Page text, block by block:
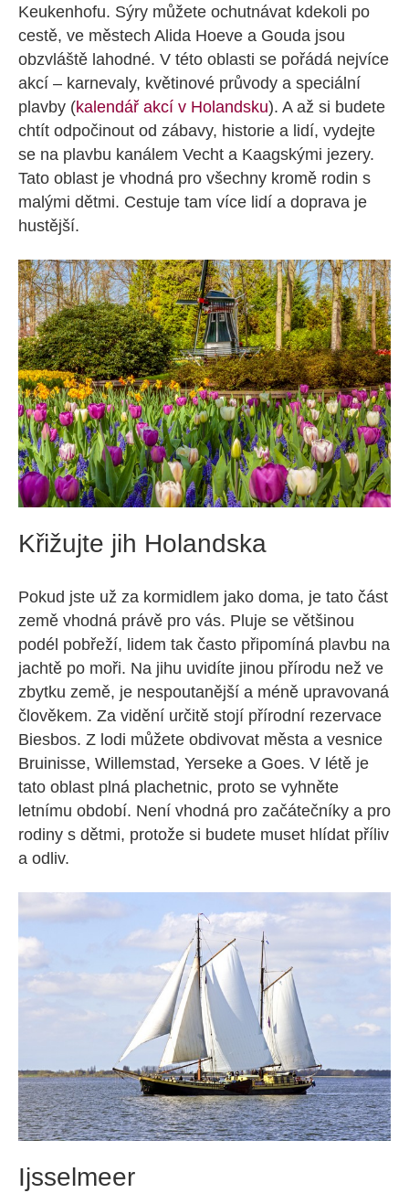
Keukenhofu. Sýry můžete ochutnávat kdekoli po
cestě, ve městech Alida Hoeve a Gouda jsou
obzvláště lahodné. V této oblasti se pořádá nejvíce
akcí – karnevaly, květinové průvody a speciální
plavby (kalendář akcí v Holandsku). A až si budete
chtít odpočinout od zábavy, historie a lidí, vydejte
se na plavbu kanálem Vecht a Kaagskými jezery.
Tato oblast je vhodná pro všechny kromě rodin s
malými dětmi. Cestuje tam více lidí a doprava je
hustější.
Křižujte jih Holandska
Pokud jste už za kormidlem jako doma, je tato část
země vhodná právě pro vás. Pluje se většinou
podél pobřeží, lidem tak často připomíná plavbu na
jachtě po moři. Na jihu uvidíte jinou přírodu než ve
zbytku země, je nespoutanější a méně upravovaná
člověkem. Za vidění určitě stojí přírodní rezervace
Biesbos. Z lodi můžete obdivovat města a vesnice
Bruinisse, Willemstad, Yerseke a Goes. V létě je
tato oblast plná plachetnic, proto se vyhněte
letnímu období. Není vhodná pro začátečníky a pro
rodiny s dětmi, protože si budete muset hlídat příliv
a odliv.
Ijsselmeer